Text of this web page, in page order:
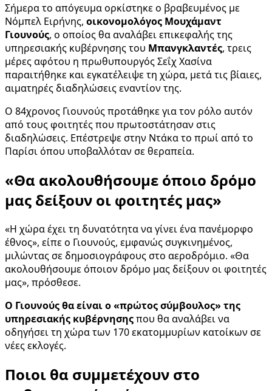
Σήμερα το απόγευμα ορκίστηκε ο βραβευμένος με
Νόμπελ Ειρήνης, οικονομολόγος Μουχάμαντ
Γιουνούς, ο οποίος θα αναλάβει επικεφαλής της
υπηρεσιακής κυβέρνησης του Μπανγκλαντές, τρεις
μέρες αφότου η πρωθυπουργός Σεΐχ Χασίνα
παραιτήθηκε και εγκατέλειψε τη χώρα, μετά τις βίαιες,
αιματηρές διαδηλώσεις εναντίον της.
Ο 84χρονος Γιουνούς προτάθηκε για τον ρόλο αυτόν
από τους φοιτητές που πρωτοστάτησαν στις
διαδηλώσεις. Επέστρεψε στην Ντάκα το πρωί από το
Παρίσι όπου υποβαλλόταν σε θεραπεία.
«Θα ακολουθήσουμε όποιο δρόμο
μας δείξουν οι φοιτητές μας»
«Η χώρα έχει τη δυνατότητα να γίνει ένα πανέμορφο
έθνος», είπε ο Γιουνούς, εμφανώς συγκινημένος,
μιλώντας σε δημοσιογράφους στο αεροδρόμιο. «Θα
ακολουθήσουμε όποιον δρόμο μας δείξουν οι φοιτητές
μας», πρόσθεσε.
Ο Γιουνούς θα είναι ο «πρώτος σύμβουλος» της
υπηρεσιακής κυβέρνησηςπου θα αναλάβει να
οδηγήσει τη χώρα των 170 εκατομμυρίων κατοίκων σε
νέες εκλογές.
Ποιοι θα συμμετέχουν στο